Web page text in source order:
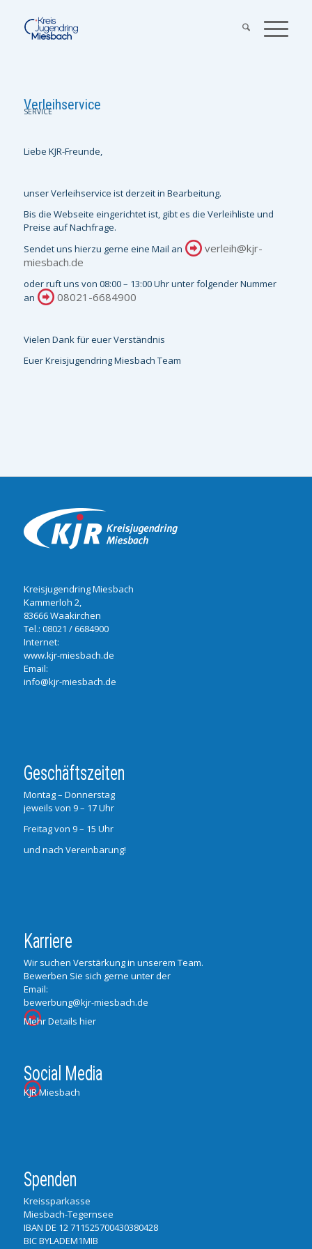
Verleihservice
SERVICE
Liebe KJR-Freunde,
unser Verleihservice ist derzeit in Bearbeitung.
Bis die Webseite eingerichtet ist, gibt es die Verleihliste und
Preise auf Nachfrage.
Sendet uns hierzu gerne eine Mail an
verleih@kjr-
miesbach.de
oder ruft uns von 08:00 – 13:00 Uhr unter folgender Nummer
an
08021-6684900
Vielen Dank für euer Verständnis
Euer Kreisjugendring Miesbach Team
Kreisjugendring Miesbach
Kammerloh 2,
83666 Waakirchen
Tel.: 08021 / 6684900
Internet:
www.kjr-miesbach.de
Email:
info@kjr-miesbach.de
Geschäftszeiten
Montag – Donnerstag
jeweils von 9 – 17 Uhr
Freitag von 9 – 15 Uhr
und nach Vereinbarung!
Karriere
Wir suchen Verstärkung in unserem Team.
Bewerben Sie sich gerne unter der
Email:
bewerbung@kjr-miesbach.de
Mehr Details hier
Social Media
KJR Miesbach
Spenden
Kreissparkasse
Miesbach-Tegernsee
IBAN DE 12 711525700430380428
BIC BYLADEM1MIB